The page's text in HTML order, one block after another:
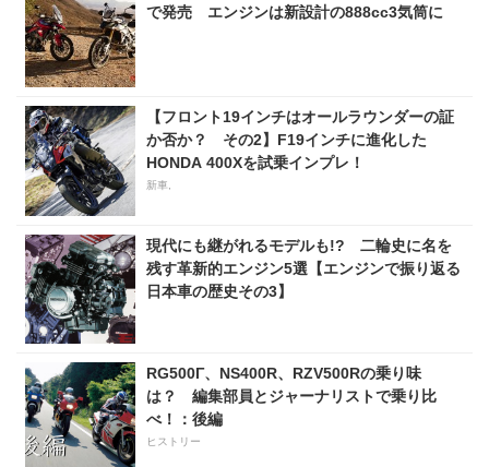
で発売 エンジンは新設計の888cc3気筒に
【フロント19インチはオールラウンダーの証
か否か？ その2】F19インチに進化した
HONDA 400Xを試乗インプレ！
新車,
現代にも継がれるモデルも!? 二輪史に名を
残す革新的エンジン5選【エンジンで振り返る
日本車の歴史その3】
RG500Γ、NS400R、RZV500Rの乗り味
は？ 編集部員とジャーナリストで乗り比
べ！：後編
ヒストリー